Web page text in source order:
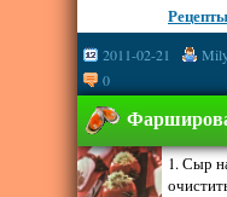
Рецепты
2011-02-21
0
1. Сыр